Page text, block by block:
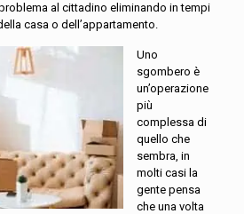
al cittadino eliminando in tempi
casa o dell’appartamento.
Uno
sgombero è
un’operazione
più
complessa di
quello che
sembra, in
molti casi la
gente pensa
che una volta